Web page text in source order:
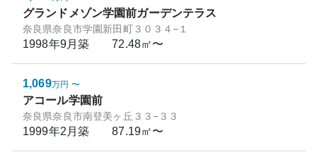
グランドメゾン学園前ガーデンテラス
奈良県奈良市学園新田町３０３４−１
1998年9月築 72.48㎡〜
1,069万円 〜
アコール学園前
奈良県奈良市南登美ヶ丘３３−３３
1999年2月築 87.19㎡〜